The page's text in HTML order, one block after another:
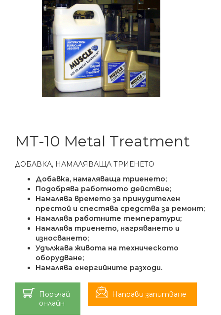
МТ-10 Metal Treatment
ДОБАВКА, НАМАЛЯВАЩА ТРИЕНЕТО
Добавка, намаляваща триенето;
Подобрява работното действие;
Намалява времето за принудителен
престой и спестява средства за ремонт;
Намалява работните температури;
Намалява триенето, нагряването и
износването;
Удължава живота на техническото
оборудване;
Намалява енергийните разходи.
Поръчай
онлайн
Направи запитване